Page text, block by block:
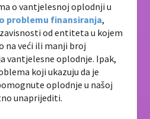
o vantjelesnoj oplodnji u
problemu finansiranja,
od entiteta u kojem
na veći ili manji broj
vantjelesne oplodnje. Ipak,
koji ukazuju da je
oplodnje u našoj
unaprijediti.